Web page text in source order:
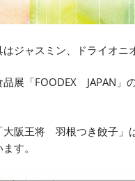
ジャスミン、ドライオニ
展「FOODEX JAPAN」
大阪王将 羽根つき餃子」
す。